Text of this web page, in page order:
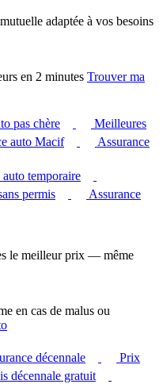
adaptée à vos besoins
en 2 minutes Trouver ma
pas chère
Meilleures
auto Macif
Assurance
auto temporaire
permis
Assurance
le meilleur prix — même
en cas de malus ou
décennale
Prix
décennale gratuit